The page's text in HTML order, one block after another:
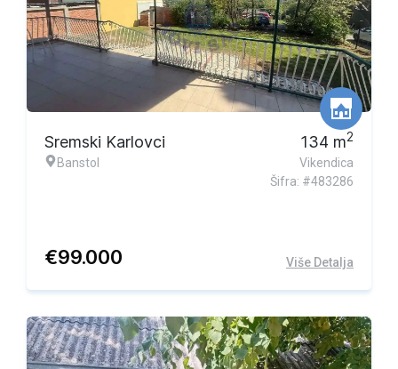
Sremski Karlovci
Banstol
134 m2
Vikendica
Šifra: #483286
€99.000 Više Detalja